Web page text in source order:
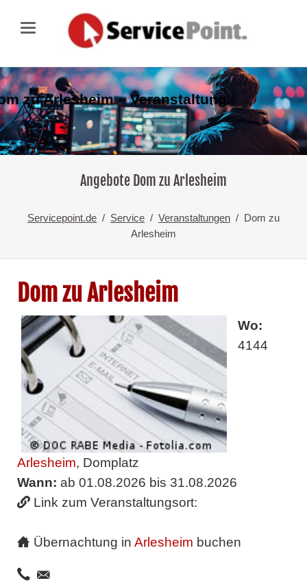
zu Arlesheim – Veranstaltung
Angebote Dom zu Arlesheim
Servicepoint.de Service Veranstaltungen
Dom zu
Arlesheim
Dom zu Arlesheim
Wo:
4144
Arlesheim, Domplatz
Wann: ab 01.08.2026 bis 31.08.2026
Link zum Veranstaltungsort:
Übernachtung in Arlesheim buchen